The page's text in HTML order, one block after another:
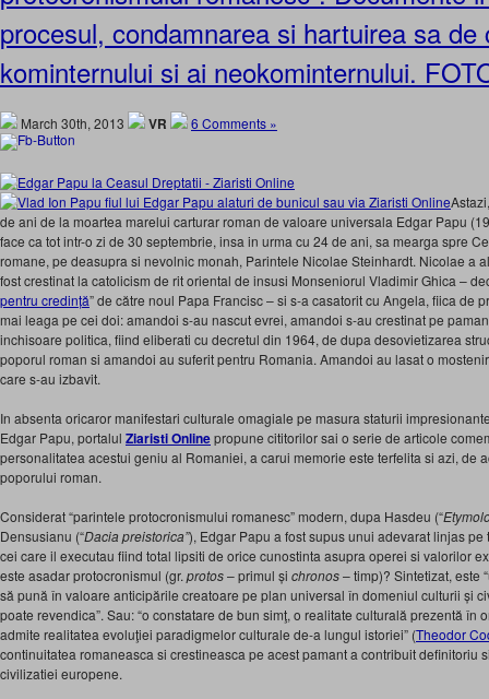
procesul, condamnarea si hartuirea sa de
kominternului si ai neokominternului.
March 30th, 2013 VR 6 Comments »
de ani de la moartea marelui carturar roman de valoare universala Edgar Papu
face ca tot intr-o zi de 30 septembrie, insa in urma cu 24 de ani, sa mearga spre
romane, pe deasupra si nevolnic monah, Parintele Nicolae Steinhardt. Nicolae a
fost crestinat la catolicism de rit oriental de insusi Monseniorul Vladimir Ghica –
pentru credință” de către noul Papa Francisc – si s-a casatorit cu Angela, fiica de
mai leaga pe cei doi: amandoi s-au nascut evrei, amandoi s-au crestinat pe
inchisoare politica, fiind eliberati cu decretul din 1964, de dupa desovietizarea
poporul roman si amandoi au suferit pentru Romania. Amandoi au lasat o
care s-au izbavit.
In absenta oricaror manifestari culturale omagiale pe masura staturii
Edgar Papu, portalul Ziaristi Onlinepropune cititorilor sai o serie de articole
personalitatea acestui geniu al Romaniei, a carui memorie este terfelita si azi, de
poporului roman.
Considerat “parintele protocronismului romanesc” modern, dupa Hasdeu (“
Densusianu (“Dacia preistorica”), Edgar Papu a fost supus unui adevarat linjas
cei care il executau fiind total lipsiti de orice cunostinta asupra operei si valorilor
este asadar protocronismul (gr. protos– primul și chronos– timp)? Sintetizat, este
să pună în valoare anticipările creatoare pe plan universal în domeniul culturii și
poate revendica”. Sau: “o constatare de bun simţ, o realitate culturală prezentă în
admite realitatea evoluţiei paradigmelor culturale de-a lungul istoriei” (Theodor
continuitatea romaneasca si crestineasca pe acest pamant a contribuit definitoriu
civilizatiei europene.